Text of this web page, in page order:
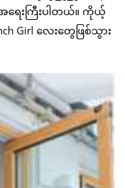
ေးကြီးပါတယ်။ ကိုယ့်
Girl လေးတွေဖြစ်သွား